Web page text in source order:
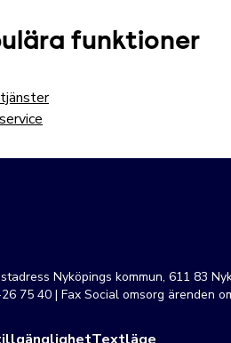
funktioner
Nyköpings kommun, 611 83
75 40 | Fax Social omsorg ärenden